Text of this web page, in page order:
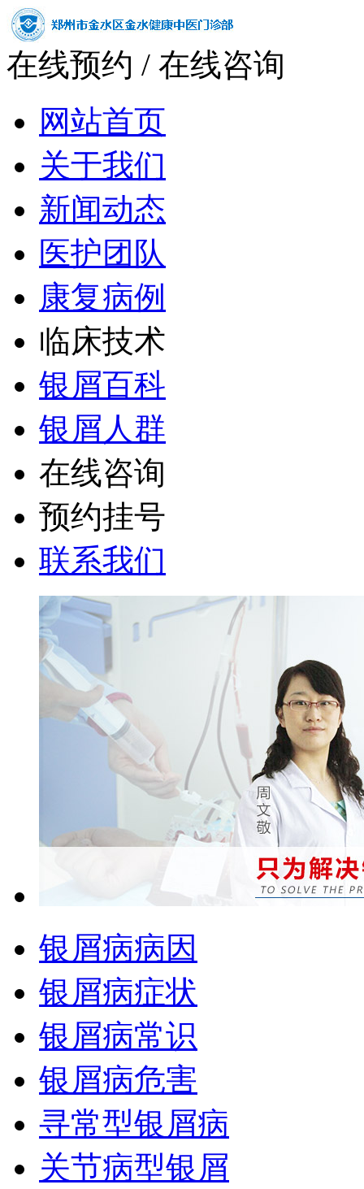
在线预约 / 在线咨询
网站首页
关于我们
新闻动态
医护团队
康复病例
临床技术
银屑百科
银屑人群
在线咨询
预约挂号
联系我们
银屑病病因
银屑病症状
银屑病常识
银屑病危害
寻常型银屑病
关节病型银屑